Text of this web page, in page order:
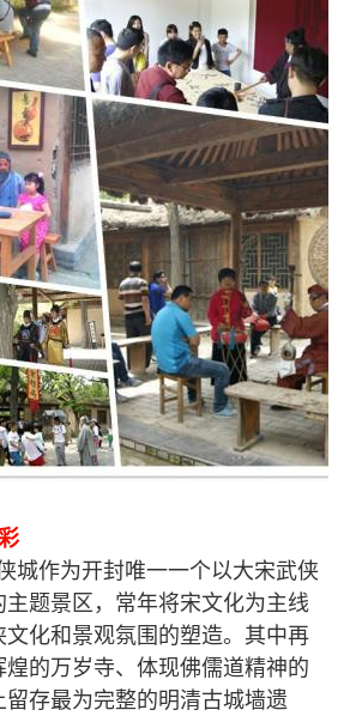
城作为开封唯一一个以大宋武侠
主题景区，常年将宋文化为主线
文化和景观氛围的塑造。其中再
的万岁寺、体现佛儒道精神的
存最为完整的明清古城墙遗